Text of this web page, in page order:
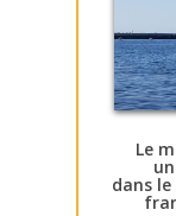
Le
dans